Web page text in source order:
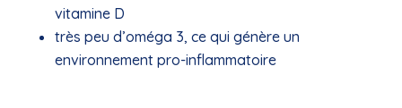
vitamine D
très peu d’oméga 3, ce qui génère un
environnement pro-inflammatoire